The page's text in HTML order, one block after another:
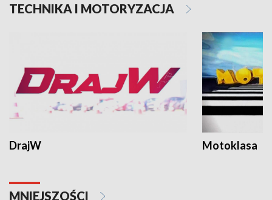
TECHNIKA I MOTORYZACJA
DrajW Motoklasa
MNIEJSZOŚCI